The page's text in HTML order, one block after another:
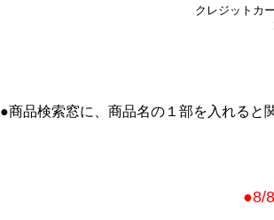
クレジットカ
●商品検索窓に、商品名の１部を入れ
●8/